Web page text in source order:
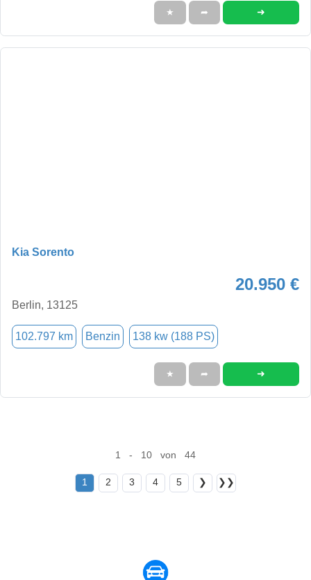
★ ➦ ➜
Kia Sorento
20.950 €
Berlin, 13125
102.797 km Benzin 138 kw (188 PS)
★ ➦ ➜
1 - 10 von 44
1 2 3 4 5 ❯ ❯❯